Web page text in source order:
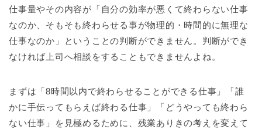
仕事量やその内容が「自分の効率が悪くて終わらない仕事
なのか、そもそも終わらせる事が物理的・時間的に無理な
仕事なのか」ということの判断ができません。判断ができ
なければ上司へ相談をすることもできませんよね。
まずは「8時間以内で終わらせることができる仕事」「誰
かに手伝ってもらえば終わる仕事」「どうやっても終わら
ない仕事」を見極めるために、残業ありきの考えを変えて